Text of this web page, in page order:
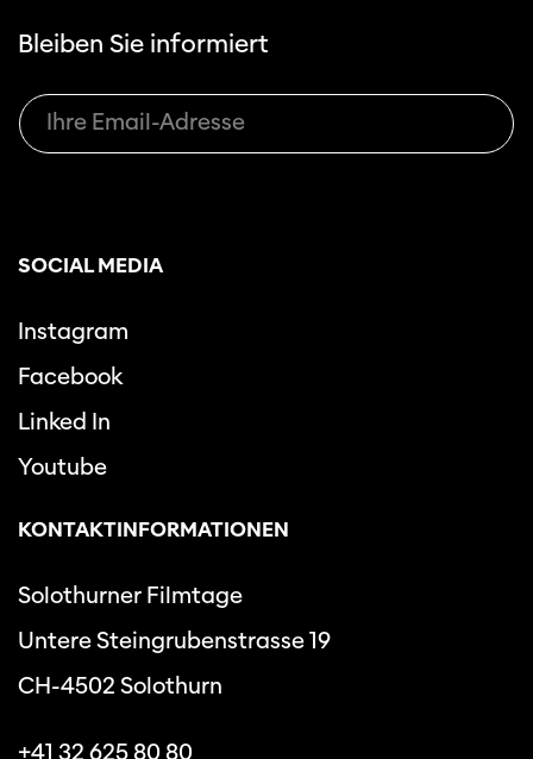
Bleiben Sie informiert
SOCIAL MEDIA
Instagram
Facebook
Linked In
Youtube
KONTAKTINFORMATIONEN
Solothurner Filmtage
Untere Steingrubenstrasse 19
CH-4502 Solothurn
+41 32 625 80 80